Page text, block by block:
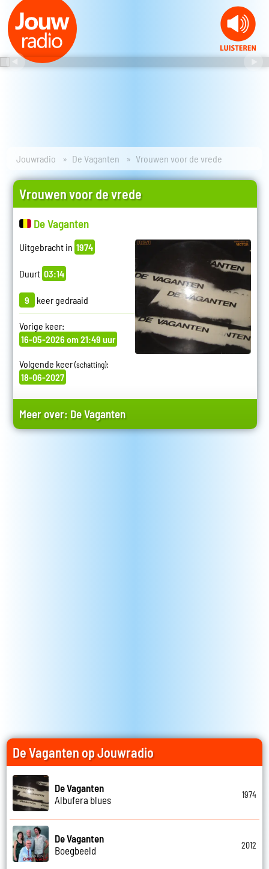
Jouwradio De Vaganten Vrouwen voor de vrede
Vrouwen voor de vrede
De Vaganten
Uitgebracht in 1974
Duurt 03:14
9 keer gedraaid
Vorige keer:
16-05-2026 om 21:49 uur
Volgende keer(schatting):
18-06-2027
Meer over: De Vaganten
De Vaganten op Jouwradio
De Vaganten
Albufera blues
1974
De Vaganten
Boegbeeld
2012